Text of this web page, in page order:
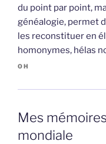
du point par point,
généalogie, permet
les reconstituer en
homonymes, hélas
OH
Mes
mondiale